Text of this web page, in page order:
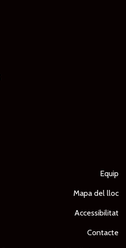
Equip
Mapa del lloc
Accessibilitat
Contacte